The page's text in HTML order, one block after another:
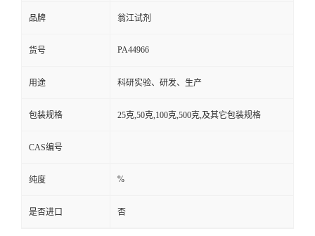
品牌 翁江试剂
货号 PA44966
用途 科研实验、研发、生产
包装规格 25克,50克,100克,500克,及其它包装规格
CAS编号
纯度 %
是否进口 否